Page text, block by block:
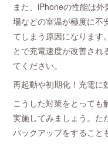
また、iPhoneの性能は
場などの室温が極度に不
てしまう原因になります
とで充電速度が改善され
てください。
再起動や初期化！充電に
こうした対策をとっても
実施してみましょう。た
バックアップをすること